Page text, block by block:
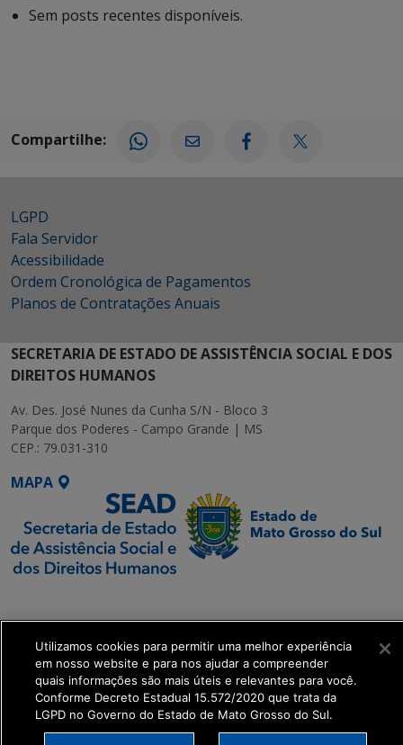
Sem posts recentes disponíveis.
Compartilhe:
LGPD
Fala Servidor
Acessibilidade
Ordem Cronológica de Pagamentos
Planos de Contratações Anuais
SECRETARIA DE ESTADO DE ASSISTÊNCIA SOCIAL E DOS
DIREITOS HUMANOS
Av. Des. José Nunes da Cunha S/N - Bloco 3
Parque dos Poderes - Campo Grande | MS
CEP.: 79.031-310
MAPA
Executiva de
Transformação Digital
get_footer();
Utilizamos cookies para permitir uma melhor experiência
em nosso website e para nos ajudar a compreender
quais informações são mais úteis e relevantes para você.
Conforme Decreto Estadual 15.572/2020 que trata da
LGPD no Governo do Estado de Mato Grosso do Sul.